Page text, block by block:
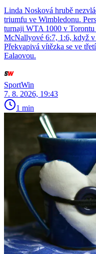
Linda Nosková hrubě
triumfu ve Wimbledonu.
turnaji WTA 1000 v
McNallyové 6:7, 1:6, když v
Překvapivá vítězka se ve
Ealaovou.
SportWin
7. 8. 2026, 19:43
1 min